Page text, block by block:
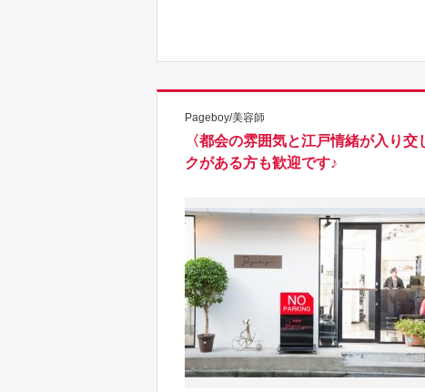
Pageboy/美容師
〈都会の雰囲気と江戸情緒が入り
クがある方も歓迎です♪